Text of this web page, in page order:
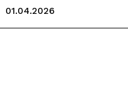
01.04.2026